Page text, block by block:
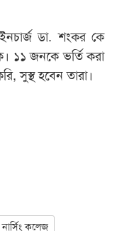
ডা. শংকর কে
১১ জনকে ভর্তি করা
সুস্থ হবেন তারা।
কলেজ